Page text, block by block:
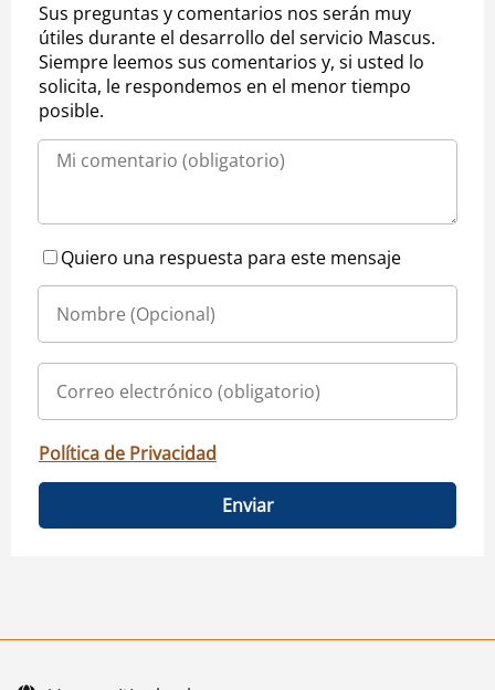
Sus preguntas y comentarios nos serán muy
útiles durante el desarrollo del servicio Mascus.
Siempre leemos sus comentarios y, si usted lo
solicita, le respondemos en el menor tiempo
posible.
Quiero una respuesta para este mensaje
Política de Privacidad
Enviar